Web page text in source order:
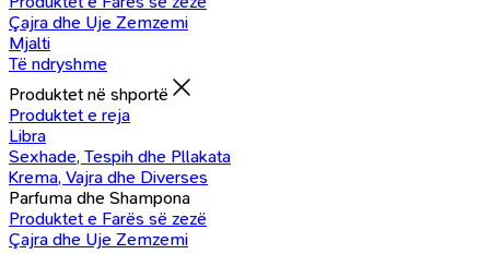
Çajra dhe Uje Zemzemi
Mjalti
Të ndryshme
Produktet në shportë
Produktet e reja
Libra
Sexhade, Tespih dhe Pllakata
Krema, Vajra dhe Diverses
Parfuma dhe Shampona
Produktet e Farës së zezë
Çajra dhe Uje Zemzemi